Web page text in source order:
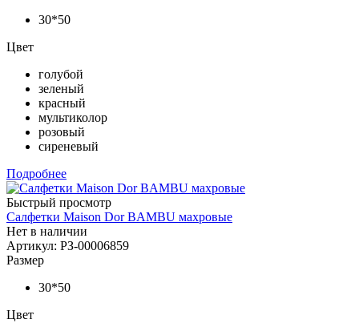
30*50
Цвет
голубой
зеленый
красный
мультиколор
розовый
сиреневый
Подробнее
Быстрый просмотр
Салфетки Maison Dor BAMBU махровые
Нет в наличии
Артикул: РЗ-00006859
Размер
30*50
Цвет